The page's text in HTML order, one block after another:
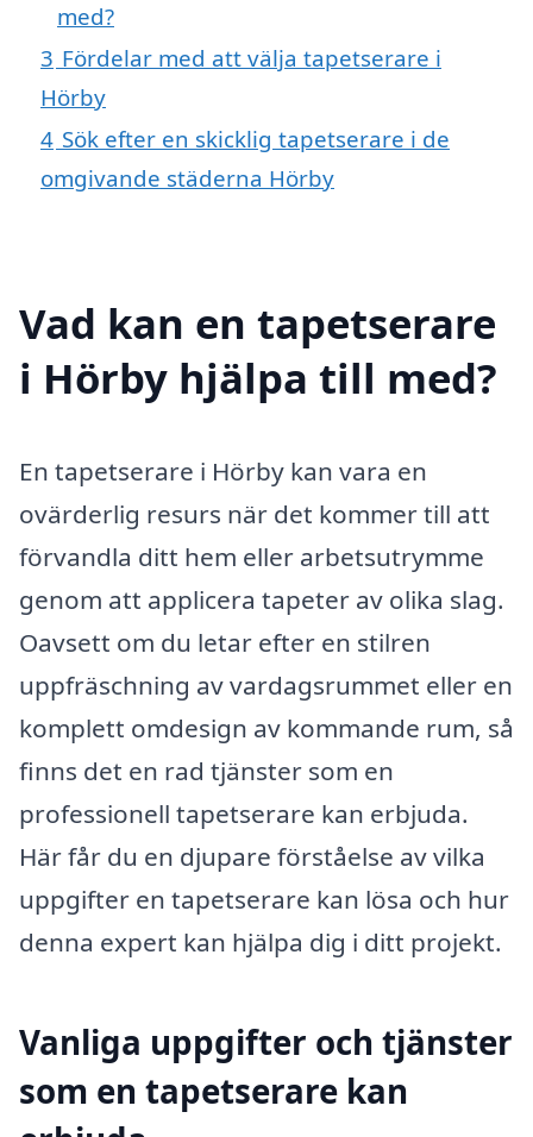
med?
3 Fördelar med att välja tapetserare i
Hörby
4 Sök efter en skicklig tapetserare i de
omgivande städerna Hörby
Vad kan en tapetserare
i Hörby hjälpa till med?
En tapetserare i Hörby kan vara en
ovärderlig resurs när det kommer till att
förvandla ditt hem eller arbetsutrymme
genom att applicera tapeter av olika slag.
Oavsett om du letar efter en stilren
uppfräschning av vardagsrummet eller en
komplett omdesign av kommande rum, så
finns det en rad tjänster som en
professionell tapetserare kan erbjuda.
Här får du en djupare förståelse av vilka
uppgifter en tapetserare kan lösa och hur
denna expert kan hjälpa dig i ditt projekt.
Vanliga uppgifter och tjänster
som en tapetserare kan